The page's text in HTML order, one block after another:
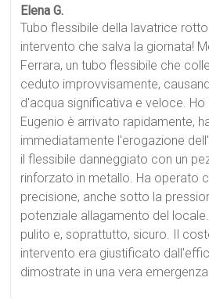
Elena G.
Tubo flessibile della lavatrice
intervento che salva la giornata!
Ferrara, un tubo flessibile che
ceduto improvvisamente,
d'acqua significativa e veloce. Ho
Eugenio è arrivato rapidamente,
immediatamente l'erogazione
il flessibile danneggiato con un
rinforzato in metallo. Ha operato
precisione, anche sotto la
potenziale allagamento del
pulito e, soprattutto, sicuro. Il
intervento era giustificato
dimostrate in una vera emergenza.